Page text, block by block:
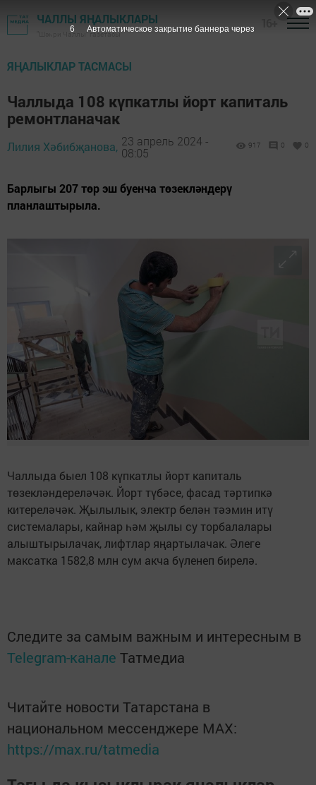
ЧАЛЛЫ ЯҢАЛЫКЛАРЫ
"Шәһри Чаллы" газетасы
ЯҢАЛЫКЛАР ТАСМАСЫ
Чаллыда 108 күпкатлы йорт капиталь
ремонтланачак
Лилия Хәбибҗанова, 23 апрель 2024 -
08:05
917 0 0
Барлыгы 207 төр эш буенча төзекләндерү
планлаштырыла.
Чаллыда быел 108 күпкатлы йорт капиталь
төзекләндереләчәк. Йорт түбәсе, фасад тәртипкә
китереләчәк. Җылылык, электр белән тәэмин итү
системалары, кайнар һәм җылы су торбалалары
алыштырылачак, лифтлар яңартылачак. Әлеге
максатка 1582,8 млн сум акча бүленеп бирелә.
Следите за самым важным и интересным в
Telegram-канале Татмедиа
Читайте новости Татарстана в
национальном мессенджере MАХ:
https://max.ru/tatmedia
5 Автоматическое закрытие баннера через